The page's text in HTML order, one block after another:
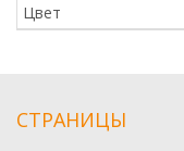
Цвет
СТРАНИЦЫ